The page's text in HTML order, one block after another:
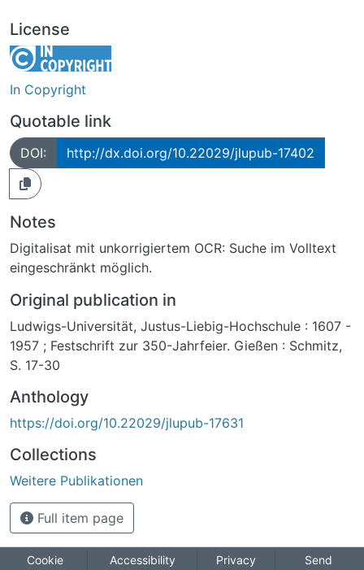
License
In Copyright
Quotable link
DOI: http://dx.doi.org/10.22029/jlupub-17402
Notes
Digitalisat mit unkorrigiertem OCR: Suche im Volltext
eingeschränkt möglich.
Original publication in
Ludwigs-Universität, Justus-Liebig-Hochschule : 1607 -
1957 ; Festschrift zur 350-Jahrfeier. Gießen : Schmitz,
S. 17-30
Anthology
https://doi.org/10.22029/jlupub-17631
Collections
Weitere Publikationen
Full item page
Cookie Accessibility Privacy Send